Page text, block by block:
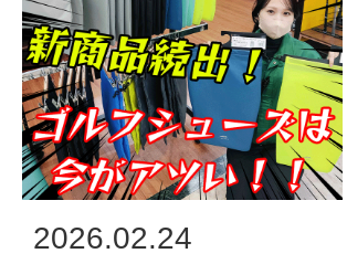
2026.02.24